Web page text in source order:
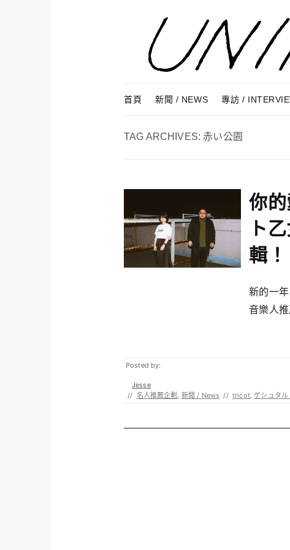
Menu
首頁
新聞 / NEWS 專訪 /
TAG ARCHIVES:赤い公園
你
ト
輯！
新的一
音樂人
Posted by:
Jesse
// 名人推薦企劃 , 新聞 / News // tricot, ゲシュタル